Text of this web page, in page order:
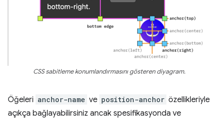
CSS sabitleme konumlandırmasını gösteren diyagram.
Öğeleri anchor-name ve position-anchor özellikleriyle
açıkça bağlayabilirsiniz ancak spesifikasyonda ve